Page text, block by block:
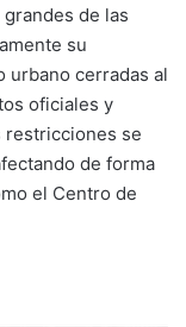
de las
su
urbano cerradas al
oficiales y
restricciones se
de forma
el Centro de